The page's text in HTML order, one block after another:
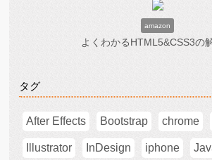
amazon
よくわかるHTML5&CSS3の
タグ
After Effects Bootstrap chrome
Illustrator InDesign iphone